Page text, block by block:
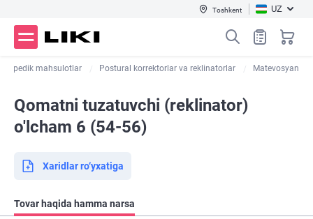
Toshkent UZ
mahsulotlar Postural korrektorlar va reklinatorlar Matevosyan
Qomatni tuzatuvchi (reklinator)
o'lcham 6 (54-56)
Xaridlar ro‘yxatiga
Tovar haqida hamma narsa